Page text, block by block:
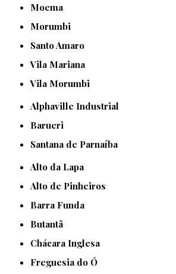
Moema
Morumbi
Santo Amaro
Vila Mariana
Vila Morumbi
Alphaville Industrial
Barueri
Santana de Parnaíba
Alto da Lapa
Alto de Pinheiros
Barra Funda
Butantã
Chácara Inglesa
Freguesia do Ó